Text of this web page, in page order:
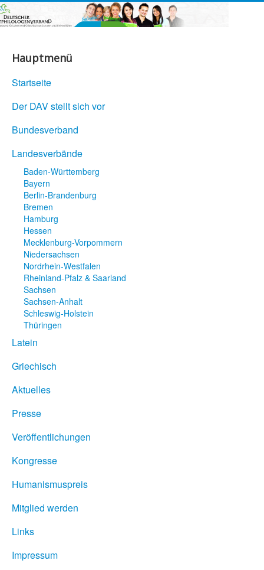
Hauptmenü
Startseite
Der DAV stellt sich vor
Bundesverband
Landesverbände
Baden-Württemberg
Bayern
Berlin-Brandenburg
Bremen
Hamburg
Hessen
Mecklenburg-Vorpommern
Niedersachsen
Nordrhein-Westfalen
Rheinland-Pfalz & Saarland
Sachsen
Sachsen-Anhalt
Schleswig-Holstein
Thüringen
Latein
Griechisch
Aktuelles
Presse
Veröffentlichungen
Kongresse
Humanismuspreis
Mitglied werden
Links
Impressum